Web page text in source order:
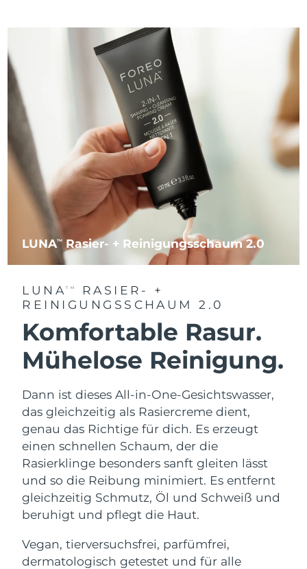
LUNATM Rasier- + Reinigungsschaum 2.0
LUNATM
RASIER- +
REINIGUNGSSCHAUM 2.0
Komfortable Rasur.
Mühelose Reinigung.
Dann ist dieses All-in-One-Gesichtswasser,
das gleichzeitig als Rasiercreme dient,
genau das Richtige für dich. Es erzeugt
einen schnellen Schaum, der die
Rasierklinge besonders sanft gleiten lässt
und so die Reibung minimiert. Es entfernt
gleichzeitig Schmutz, Öl und Schweiß und
beruhigt und pflegt die Haut.
Vegan, tierversuchsfrei, parfümfrei,
dermatologisch getestet und für alle